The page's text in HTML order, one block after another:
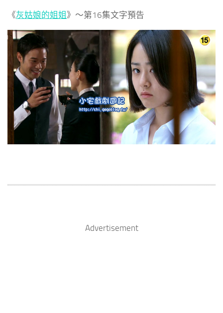
《灰姑娘的姐姐 》～第16集文字預告
Advertisement